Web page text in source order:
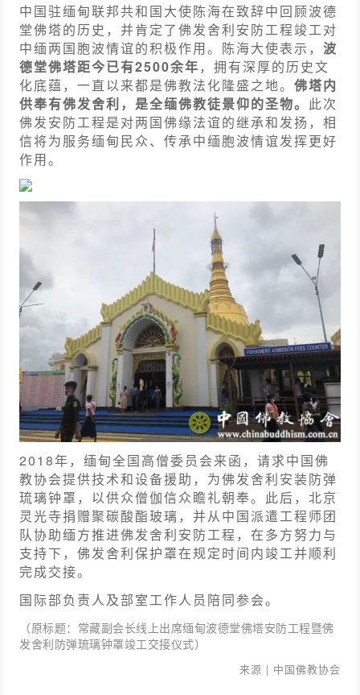
中国驻缅甸联邦共和国大使陈海在致辞中回顾波德
堂佛塔的历史，并肯定了佛发舍利安防工程竣工对
中缅两国胞波情谊的积极作用。陈海大使表示，波
德堂佛塔距今已有2500余年 ，拥有深厚的历史文
化底蕴，一直以来都是佛教法化隆盛之地。佛塔内
供奉有佛发舍利，是全缅佛教徒景仰的圣物。 此次
佛发安防工程是对两国佛缘法谊的继承和发扬，相
信将为服务缅甸民众、传承中缅胞波情谊发挥更好
作用。
2018年，缅甸全国高僧委员会来函，请求中国佛
教协会提供技术和设备援助，为佛发舍利安装防弹
琉璃钟罩，以供众僧伽信众瞻礼朝奉。此后，北京
灵光寺捐赠聚碳酸酯玻璃，并从中国派遣工程师团
队协助缅方推进佛发舍利安防工程，在多方努力与
支持下，佛发舍利保护罩在规定时间内竣工并顺利
完成交接。
国际部负责人及部室工作人员陪同参会。
（原标题：常藏副会长线上出席缅甸波德堂佛塔安防工程暨佛
发舍利防弹琉璃钟罩竣工交接仪式）
来源 | 中国佛教协会